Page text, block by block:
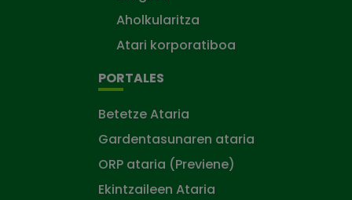
Aholkularitza
Atari korporatiboa
PORTALES
Betetze Ataria
Gardentasunaren ataria
ORP ataria (Previene)
Ekintzaileen Ataria